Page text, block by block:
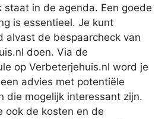
staat in de agenda. Een goede
is essentieel. Je kunt
alvast de bespaarcheck van
doen. Via de
op Verbeterjehuis.nl word je
advies met potentiële
die mogelijk interessant zijn.
ook de kosten en de